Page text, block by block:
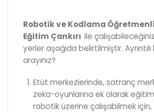
Robotik ve Kodlama
Eğitim Çankırı ile
yerler aşağıda belirtilmiştir. Ayrıntılı
arayınız?
Etüt merkezlerinde, satranç
zeka-oyunlarına ek olarak
robotik üzerine çalışabilmek için,